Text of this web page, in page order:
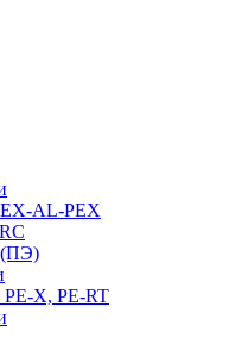
AL-PEX
(ПЭ)
X, PE-RT